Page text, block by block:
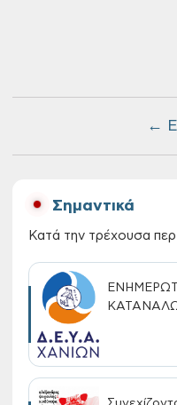
←
Σημαντικά
Κατά την τρέχουσα